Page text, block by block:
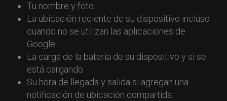
Tu nombre y foto.
La ubicación reciente de su dispositivo incluso
cuando no se utilizan las aplicaciones de
Google.
La carga de la batería de su dispositivo y si se
está cargando.
Su hora de llegada y salida si agregan una
notificación de ubicación compartida.